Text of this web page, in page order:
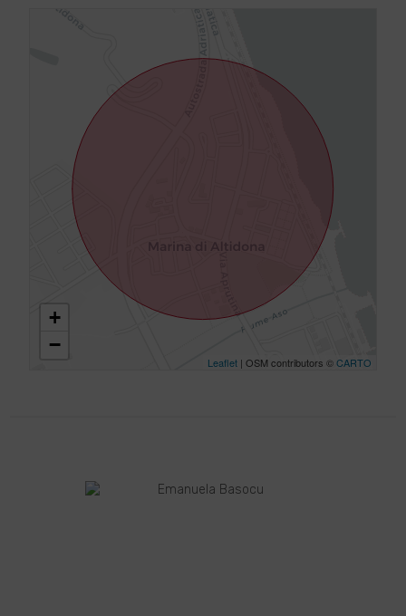
+
−
Leaflet| OSM contributors ©CARTO